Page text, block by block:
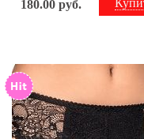
180.00 руб.